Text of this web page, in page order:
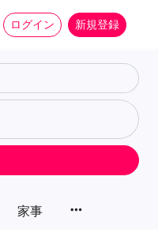
ログイン 新規登録
家事 more_horiz